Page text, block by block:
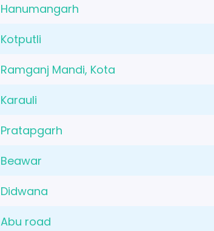
Hanumangarh
Kotputli
Ramganj Mandi, Kota
Karauli
Pratapgarh
Beawar
Didwana
Abu road